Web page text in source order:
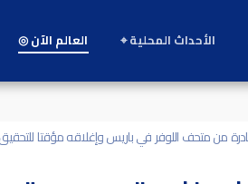
الأحداث المحلية ⌖ العالم الآن ◎
من متحف اللوفر في باريس وإغلاقه مؤقتا للتحقيق